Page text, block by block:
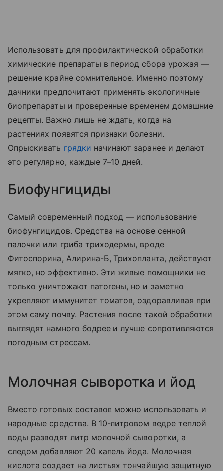
Использовать для профилактической обработки
химические препараты в период сбора урожая —
решение крайне сомнительное. Именно поэтому
дачники предпочитают применять экологичные
биопрепараты и проверенные временем домашние
рецепты. Важно лишь не ждать, когда на
растениях появятся признаки болезни.
Опрыскивать грядки начинают заранее и делают
это регулярно, каждые 7–10 дней.
Биофунгициды
Самый современный подход — использование
биофунгицидов. Средства на основе сенной
палочки или гриба триходермы, вроде
Фитоспорина, Алирина-Б, Трихопланта, действуют
мягко, но эффективно. Эти живые помощники не
только уничтожают патогены, но и заметно
укрепляют иммунитет томатов, оздоравливая при
этом саму почву. Растения после такой обработки
выглядят намного бодрее и лучше сопротивляются
погодным стрессам.
Молочная сыворотка и йод
Вместо готовых составов можно использовать и
народные средства. В 10-литровом ведре теплой
воды разводят литр молочной сыворотки, а
следом добавляют 20 капель йода. Молочная
кислота создает на листьях тончайшую защитную